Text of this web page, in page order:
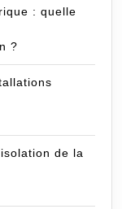
: quelle
?
de la